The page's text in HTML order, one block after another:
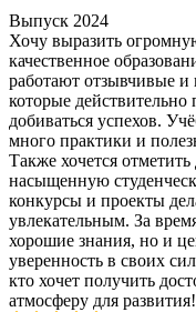
Выпуск 2024
Хочу выразить
качественное
работают отзывчивые и
которые действительно
добиваться успехов.
много практики и
Также хочется
насыщенную
конкурсы и проекты
увлекательным. За
хорошие знания, но и
уверенность в своих
кто хочет получить
атмосферу для развития!